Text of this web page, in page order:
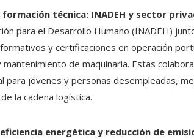
técnica: INADEH y sector
para el Desarrollo Humano (INADEH)
y certificaciones en operación
de maquinaria. Estas
para jóvenes y personas desempleadas,
la cadena logística.
energética y reducción de